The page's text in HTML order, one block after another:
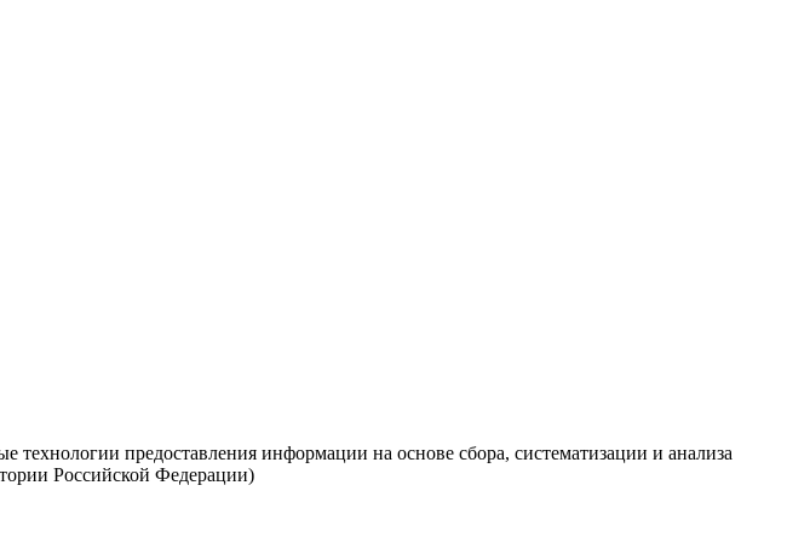
технологии предоставления информации на основе сбора, систематизации и анализа
Российской Федерации)